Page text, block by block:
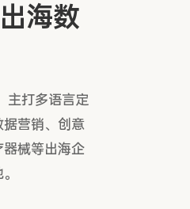
海数
主打多语言定
营销、创意
械等出海企